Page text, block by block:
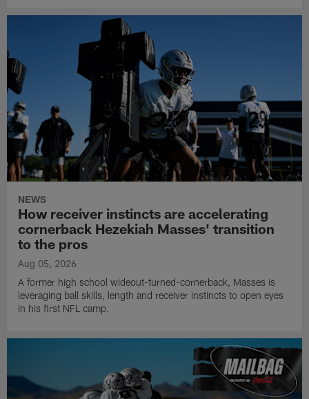
NEWS
How receiver instincts are accelerating
cornerback Hezekiah Masses' transition
to the pros
Aug 05, 2026
A former high school wideout-turned-cornerback, Masses is
leveraging ball skills, length and receiver instincts to open eyes
in his first NFL camp.